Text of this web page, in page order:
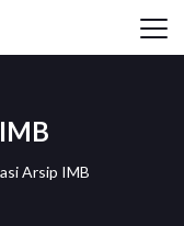
Arsip IMB